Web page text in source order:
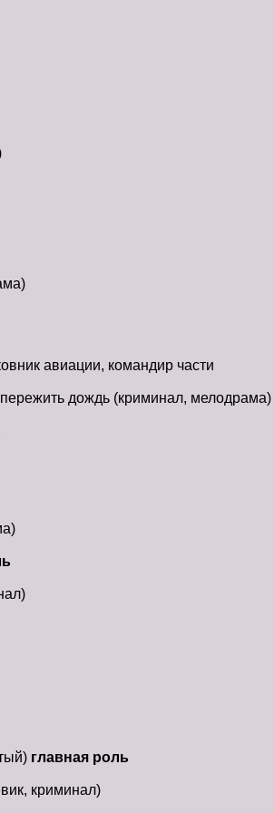
авиации, командир части
дождь (криминал, мелодрама)
главная роль
криминал)